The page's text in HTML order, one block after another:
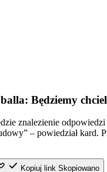
Będziemy
znalezienie
– powiedział kard.
Kopiuj link Skopiowano